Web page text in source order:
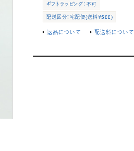
ギフトラッピング：不可
配送区分：宅配便(送料￥500)
返品について 配送料について